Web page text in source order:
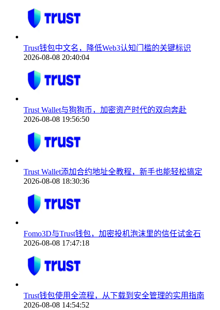
Trust钱包中文名，降低Web3认知门槛的关键标识
2026-08-08 20:40:04
Trust Wallet与狗狗币，加密资产时代的双向奔赴
2026-08-08 19:56:50
Trust Wallet添加合约地址全教程，新手也能轻松搞定
2026-08-08 18:30:36
Fomo3D与Trust钱包，加密投机泡沫里的信任试金石
2026-08-08 17:47:18
Trust钱包使用全流程，从下载到安全管理的实用指南
2026-08-08 14:54:52